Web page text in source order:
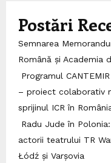
Postări
Semnarea
Română și Academia
Programul
– proiect colaborativ
sprijinul ICR în
Radu Jude în
actorii teatrului TR
Łódź și Varșovia